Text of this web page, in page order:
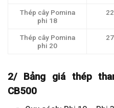
Thép cây Pomina
phi 18
Thép cây Pomina
phi 20
2/ Bảng giá thép
CB500